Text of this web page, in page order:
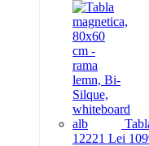
12221 Lei 109